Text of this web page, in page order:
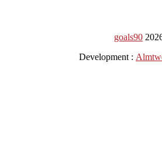
goals90
Development :